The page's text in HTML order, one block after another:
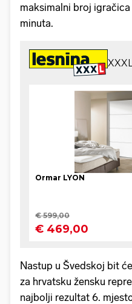
maksimalni broj
minuta.
Nastup u Švedskoj bit
za hrvatsku žensku
najbolji rezultat 6.